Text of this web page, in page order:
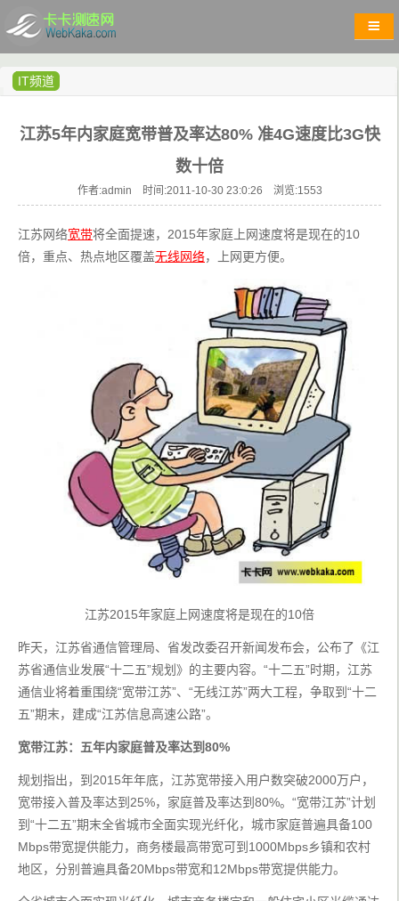
IT频道
江苏5年内家庭宽带普及率达80% 准4G速度比3G快
数十倍
作者:admin 时间:2011-10-30 23:0:26 浏览:1553
江苏网络宽带将全面提速，2015年家庭上网速度将是现在的10
倍，重点、热点地区覆盖无线网络，上网更方便。
江苏2015年家庭上网速度将是现在的10倍
昨天，江苏省通信管理局、省发改委召开新闻发布会，公布了《江
苏省通信业发展“十二五”规划》的主要内容。“十二五”时期，江苏
通信业将着重围绕“宽带江苏”、“无线江苏”两大工程，争取到“十二
五”期末，建成“江苏信息高速公路”。
宽带江苏：五年内家庭普及率达到80%
规划指出，到2015年年底，江苏宽带接入用户数突破2000万户，
宽带接入普及率达到25%，家庭普及率达到80%。“宽带江苏”计划
到“十二五”期末全省城市全面实现光纤化，城市家庭普遍具备100
Mbps带宽提供能力，商务楼最高带宽可到1000Mbps乡镇和农村
地区，分别普遍具备20Mbps带宽和12Mbps带宽提供能力。